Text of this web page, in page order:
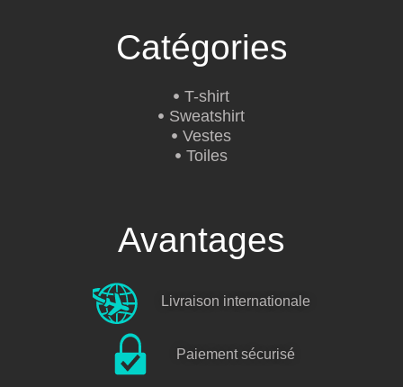
Catégories
T-shirt
Sweatshirt
Vestes
Toiles
Avantages
Livraison internationale
Paiement sécurisé